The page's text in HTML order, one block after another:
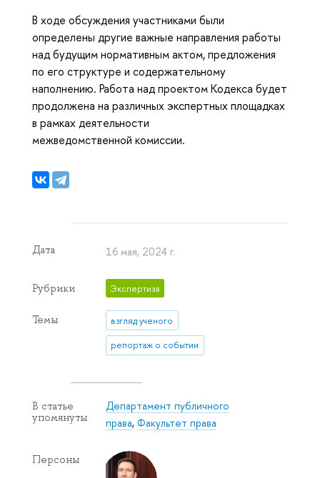
В ходе обсуждения участниками были
определены другие важные направления работы
над будущим нормативным актом, предложения
по его структуре и содержательному
наполнению. Работа над проектом Кодекса будет
продолжена на различных экспертных площадках
в рамках деятельности
межведомственной комиссии.
Дата 16 мая, 2024 г.
Рубрики Экспертиза
Темы взгляд ученого
репортаж о событии
В статье
упомянуты
Департамент публичного
права,Факультет права
Персоны